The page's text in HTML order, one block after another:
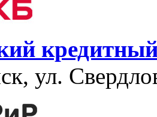
ул.